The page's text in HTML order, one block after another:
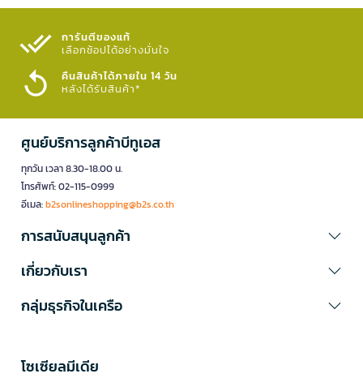
การันตีของแท้
เลือกช้อปได้อย่างมั่นใจ​
คืนสินค้าได้ภายใน 14 วัน
หลังได้รับสินค้า*
ศูนย์บริการลูกค้าบีทูเอส
ทุกวัน เวลา 8.30-18.00 น.
โทรศัพท์: 02-115-0999
อีเมล:b2sonlineshopping@b2s.co.th
การสนับสนุนลูกค้า
เกี่ยวกับเรา
กลุ่มธุรกิจในเครือ
โซเซียลมีเดีย​